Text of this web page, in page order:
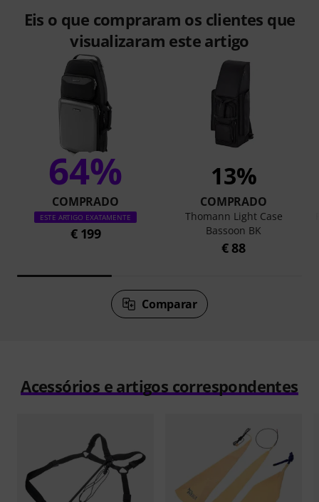
Eis o que compraram os clientes que
visualizaram este artigo
64%
COMPRADO
ESTE ARTIGO EXATAMENTE
€ 199
13%
COMPRADO
Thomann Light Case
Bassoon BK
€ 88
Comparar
Acessórios e artigos correspondentes